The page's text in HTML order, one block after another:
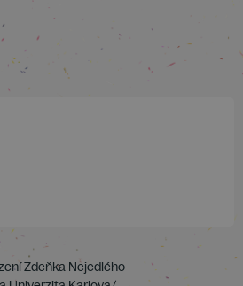
Zdeňka Nejedlého